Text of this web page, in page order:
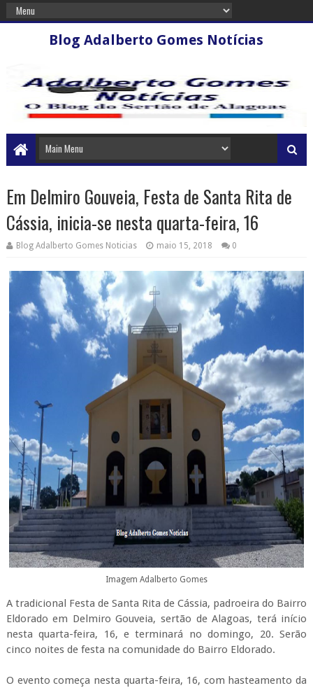
Blog Adalberto Gomes Notícias
Em Delmiro Gouveia, Festa de Santa Rita de
Cássia, inicia-se nesta quarta-feira, 16
Blog Adalberto Gomes Noticias maio 15, 2018 0
Imagem Adalberto Gomes
A tradicional Festa de Santa Rita de Cássia, padroeira do Bairro
Eldorado em Delmiro Gouveia, sertão de Alagoas, terá início
nesta quarta-feira, 16, e terminará no domingo, 20. Serão
cinco noites de festa na comunidade do Bairro Eldorado.
O evento começa nesta quarta-feira, 16, com hasteamento da